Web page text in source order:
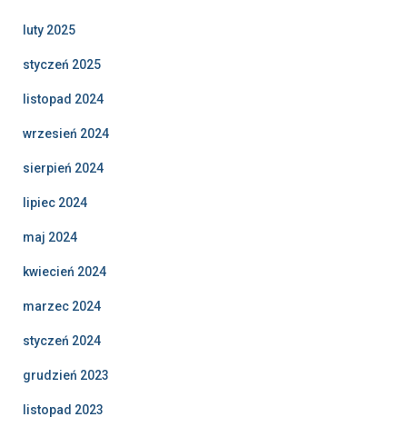
luty 2025
styczeń 2025
listopad 2024
wrzesień 2024
sierpień 2024
lipiec 2024
maj 2024
kwiecień 2024
marzec 2024
styczeń 2024
grudzień 2023
listopad 2023